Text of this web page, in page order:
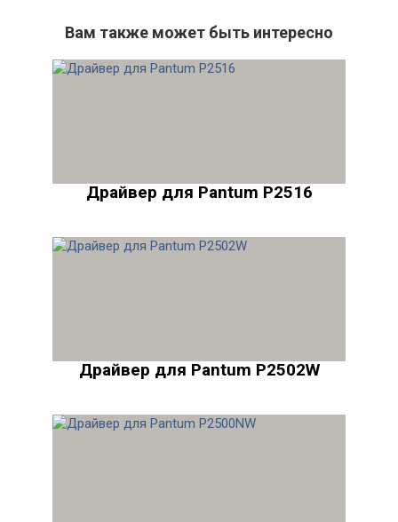
Вам также может быть интересно
Драйвер для Pantum P2516
Драйвер для Pantum P2502W